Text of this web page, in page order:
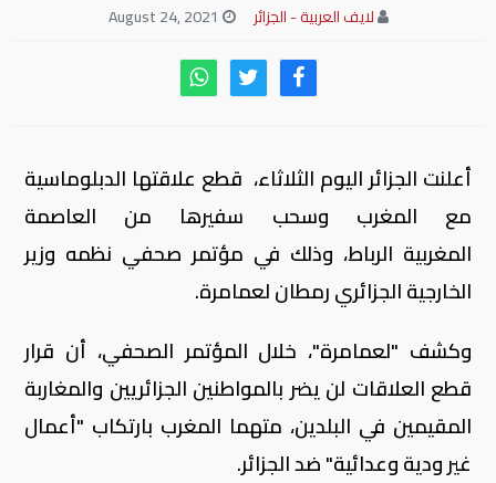
لايف العربية - الجزائر
أعلنت الجزائر اليوم الثلاثاء، قطع علاقتها الدبلوماسية
مع المغرب وسحب سفيرها من العاصمة
المغربية الرباط، وذلك في مؤتمر صحفي نظمه وزير
الخارجية الجزائري رمطان لعمامرة.
وكشف "لعمامرة"، خلال المؤتمر الصحفي، أن قرار
قطع العلاقات لن يضر بالمواطنين الجزائريين والمغاربة
المقيمين في البلدين، متهما المغرب بارتكاب "أعمال
غير ودية وعدائية" ضد الجزائر.